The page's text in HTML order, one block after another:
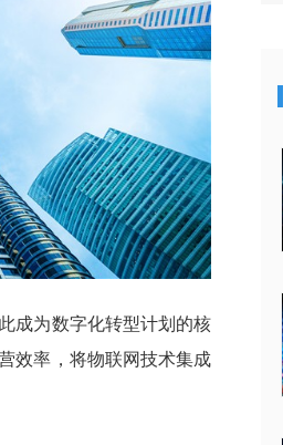
成为数字化转型计划的核
效率，将物联网技术集成